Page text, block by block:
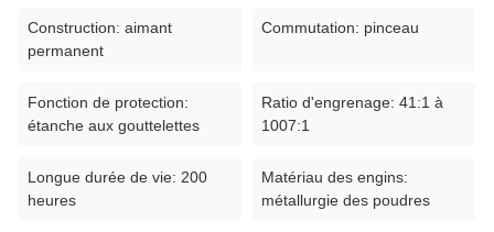
Construction: aimant
permanent
Commutation: pinceau
Fonction de protection:
étanche aux gouttelettes
Ratio d'engrenage: 41:1 à
1007:1
Longue durée de vie: 200
heures
Matériau des engins:
métallurgie des poudres